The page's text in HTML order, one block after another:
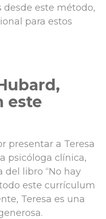
desde este método,
para estos
este
presentar a Teresa
psicóloga clínica,
del libro “No hay
este currículum
Teresa es una